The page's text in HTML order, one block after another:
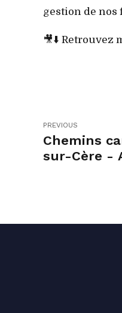
gestion de nos
🎥⬇️ Retrouvez
PREVIOUS
Chemins
sur-Cère -